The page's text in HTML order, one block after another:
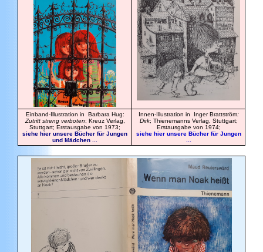
Einband-Illustration in Barbara Hug:
Zutritt streng verboten; Kreuz Verlag,
Stuttgart; Erstausgabe von 1973;
siehe hier unsere Bücher für Jungen
und Mädchen ...
Innen-Illustration in Inger Brattström:
Dirk; Thienemanns Verlag, Stuttgart;
Erstausgabe von 1974;
siehe hier unsere Bücher für Jungen